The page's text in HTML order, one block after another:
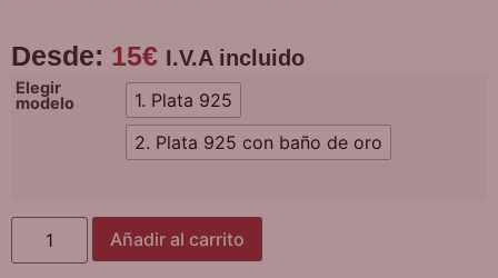
Desde: 15€ I.V.A incluido
Elegir
modelo
1. Plata 925
2. Plata 925 con baño de oro
Añadir al carrito